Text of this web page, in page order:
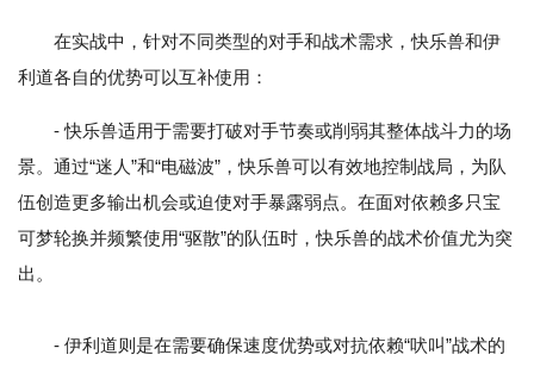
在实战中，针对不同类型的对手和战术需求，快乐兽和伊
利道各自的优势可以互补使用：
- 快乐兽适用于需要打破对手节奏或削弱其整体战斗力的场
景。通过“迷人”和“电磁波”，快乐兽可以有效地控制战局，为队
伍创造更多输出机会或迫使对手暴露弱点。在面对依赖多只宝
可梦轮换并频繁使用“驱散”的队伍时，快乐兽的战术价值尤为突
出。
- 伊利道则是在需要确保速度优势或对抗依赖“吠叫”战术的